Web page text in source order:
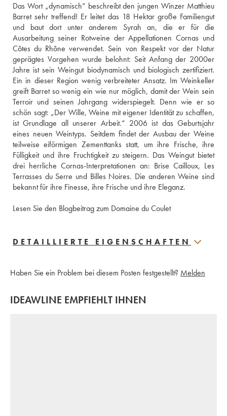
Das Wort „dynamisch“ beschreibt den jungen Winzer Matthieu
Barret sehr treffend! Er leitet das 18 Hektar große Familiengut
und baut dort unter anderem Syrah an, die er für die
Ausarbeitung seiner Rotweine der Appellationen Cornas und
Côtes du Rhône verwendet. Sein von Respekt vor der Natur
geprägtes Vorgehen wurde belohnt: Seit Anfang der 2000er
Jahre ist sein Weingut biodynamisch und biologisch zertifiziert.
Ein in dieser Region wenig verbreiteter Ansatz. Im Weinkeller
greift Barret so wenig ein wie nur möglich, damit der Wein sein
Terroir und seinen Jahrgang widerspiegelt. Denn wie er so
schön sagt: „Der Wille, Weine mit eigener Identität zu schaffen,
ist Grundlage all unserer Arbeit.“ 2006 ist das Geburtsjahr
eines neuen Weintyps. Seitdem findet der Ausbau der Weine
teilweise eiförmigen Zementtanks statt, um ihre Frische, ihre
Fülligkeit und ihre Fruchtigkeit zu steigern. Das Weingut bietet
drei herrliche Cornas-Interpretationen an: Brise Cailloux, Les
Terrasses du Serre und Billes Noires. Die anderen Weine sind
bekannt für ihre Finesse, ihre Frische und ihre Eleganz.
Lesen Sie den Blogbeitrag zum Domaine du Coulet
DETAILLIERTE EIGENSCHAFTEN
Haben Sie ein Problem bei diesem Posten festgestellt? Melden
IDEAWLINE EMPFIEHLT IHNEN